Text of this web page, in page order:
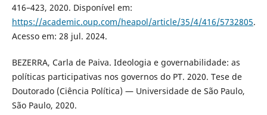
416–423, 2020. Disponível em:
https://academic.oup.com/heapol/article/35/4/416/5732805.
Acesso em: 28 jul. 2024.
BEZERRA, Carla de Paiva. Ideologia e governabilidade: as
políticas participativas nos governos do PT. 2020. Tese de
Doutorado (Ciência Política) — Universidade de São Paulo,
São Paulo, 2020.